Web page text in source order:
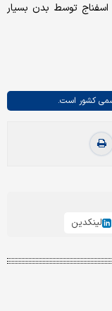
توسط بدن بسیار
کشور است.
لینکدین